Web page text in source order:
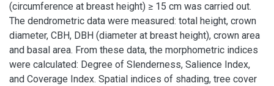
(circumference at breast height) ≥ 15 cm was carried out.
The dendrometric data were measured: total height, crown
diameter, CBH, DBH (diameter at breast height), crown area
and basal area. From these data, the morphometric indices
were calculated: Degree of Slenderness, Salience Index,
and Coverage Index. Spatial indices of shading, tree cover